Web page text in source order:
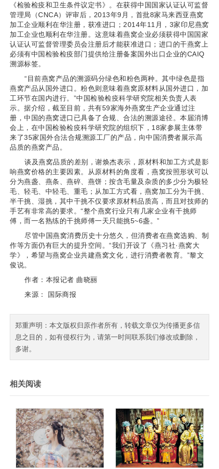
《检验检疫和卫生条件议定书》。在获得中国国家认证认可监督
管理局（CNCA）评审后，2013年9月，首批8家马来西亚燕窝
加工企业顺利在华注册，获准进口；2014年11月，3家印尼燕窝
加工企业也顺利在华注册。这意味着燕窝企业必须获得中国国家
认证认可监督管理委员会注册后才能获准进口；进口的干燕窝上
必须有中国检验检疫部门提供给注册备案国外出口企业的CAIQ
溯源标签。
“目前燕窝产品的溯源码分绿色和粉色两种。其中绿色是指
燕窝产品从国外进口。粉色则意味着燕窝原材料从国外进口，加
工环节在国内进行。”中国检验检疫科学研究院相关负责人表
示。据介绍，截至目前，共有59家海外燕窝生产企业通过注
册，中国的燕窝进口已具备了合规、合法的溯源途径。本届消博
会上，在中国检验检疫科学研究院的组织下，18家参展主体带
来了35家国外合法合规溯源工厂的产品，向中国消费者展示高
品质的燕窝产品。
谈及燕窝品质的差别，谢焕杰表示，原材料和加工方式是影
响燕窝价格的主要因素。从原材料的角度看，燕窝按照形状可以
分为燕盏、燕条、燕碎、燕饼；按含毛量及杂质的多少分为极轻
毛、轻毛、中轻毛、重毛；从加工方式看，燕窝加工分为干挑、
半干挑、湿挑，其中干挑不仅要求原材料品质高，而且对技师的
手艺有非常高的要求。“整个燕窝行业只有几家企业有干挑师
傅，而一名熟练的干挑师傅一天只能挑5~6盏。”
尽管中国燕窝消费历史十分悠久，但消费者在燕窝选购、制
作等方面仍有巨大的提升空间。“我们开设了《燕习社·燕窝大
学》，希望与燕窝企业共建燕窝文化，进行消费者教育。”黎文
俊说。
作者：本报记者 曲晓丽
来源： 国际商报
郑重声明：本文版权归原作者所有，转载文章仅为传播更多信
息之目的，如有侵权行为，请第一时间联系我们修改或删除，
多谢。
相关阅读